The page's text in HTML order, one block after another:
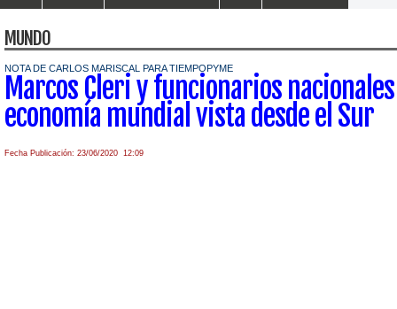
MUNDO
NOTA DE CARLOS MARISCAL PARA TIEMPOPYME
Marcos Cleri y funcionarios
economía mundial vista desde el Sur
Fecha Publicación: 23/06/2020 12:09